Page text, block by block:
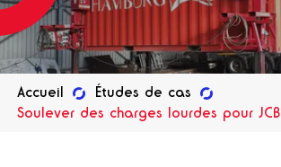
Accueil
Études de cas
Soulever des charges lourdes pour JCB